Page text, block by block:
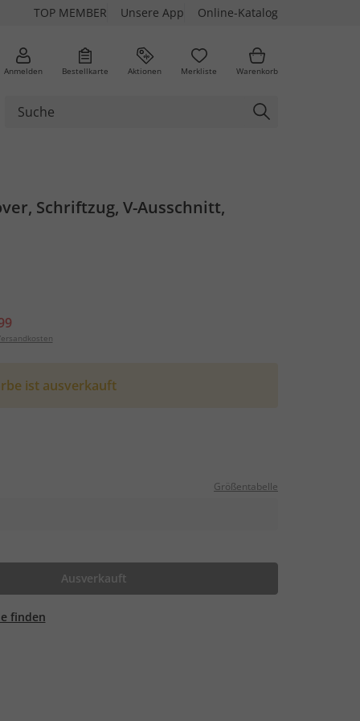
TOP MEMBER Unsere App Online-Katalog
Anmelden Bestellkarte Aktionen Merkliste Warenkorb
Schriftzug, V-Ausschnitt,
ist ausverkauft
Größentabelle
Ausverkauft
finden